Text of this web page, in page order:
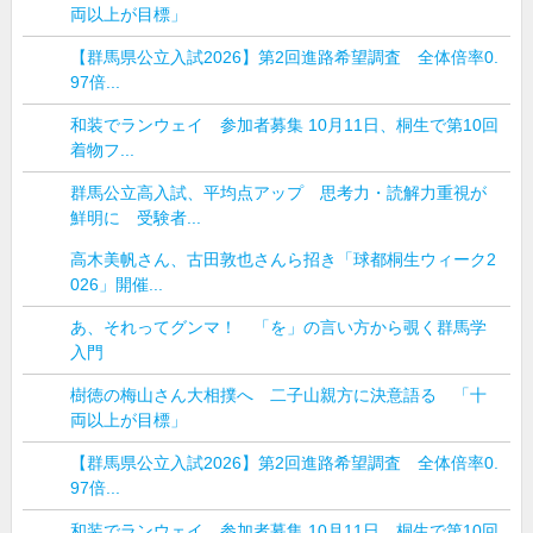
両以上が目標」
【群馬県公立入試2026】第2回進路希望調査 全体倍率0.
97倍...
和装でランウェイ 参加者募集 10月11日、桐生で第10回
着物フ...
群馬公立高入試、平均点アップ 思考力・読解力重視が
鮮明に 受験者...
高木美帆さん、古田敦也さんら招き「球都桐生ウィーク2
026」開催...
あ、それってグンマ！ 「を」の言い方から覗く群馬学
入門
樹徳の梅山さん大相撲へ 二子山親方に決意語る 「十
両以上が目標」
【群馬県公立入試2026】第2回進路希望調査 全体倍率0.
97倍...